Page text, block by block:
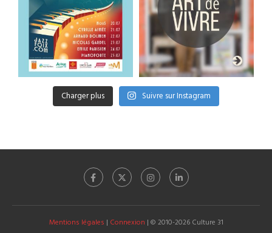
Charger plus Suivre sur Instagram
Mentions légales | Connexion | © 2010-2026 Culture 31